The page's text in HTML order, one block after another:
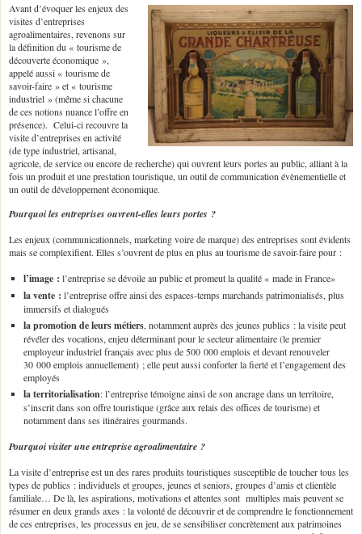
Avant d’évoquer les enjeux des
visites d’entreprises
agroalimentaires, revenons sur
la définition du « tourisme de
découverte économique »,
appelé aussi « tourisme de
savoir-faire » et « tourisme
industriel » (même si chacune
de ces notions nuance l’offre en
présence). Celui-ci recouvre la
visite d’entreprises en activité
(de type industriel, artisanal,
agricole, de service ou encore de recherche) qui ouvrent leurs portes au public, alliant à la
fois un produit et une prestation touristique, un outil de communication évènementielle et
un outil de développement économique.
Pourquoi les entreprises ouvrent-elles leurs portes ?
Les enjeux (communicationnels, marketing voire de marque) des entreprises sont évidents
mais se complexifient. Elles s’ouvrent de plus en plus au tourisme de savoir-faire pour :
l’image : l’entreprise se dévoile au public et promeut la qualité « made in France»
la vente : l’entreprise offre ainsi des espaces-temps marchands patrimonialisés, plus
immersifs et dialogués
la promotion de leurs métiers, notamment auprès des jeunes publics : la visite peut
révéler des vocations, enjeu déterminant pour le secteur alimentaire (le premier
employeur industriel français avec plus de 500 000 emplois et devant renouveler
30 000 emplois annuellement) ; elle peut aussi conforter la fierté et l’engagement des
employés
la territorialisation: l’entreprise témoigne ainsi de son ancrage dans un territoire,
s’inscrit dans son offre touristique (grâce aux relais des offices de tourisme) et
notamment dans ses itinéraires gourmands.
Pourquoi visiter une entreprise agroalimentaire ?
La visite d’entreprise est un des rares produits touristiques susceptible de toucher tous les
types de publics : individuels et groupes, jeunes et seniors, groupes d’amis et clientèle
familiale… De là, les aspirations, motivations et attentes sont multiples mais peuvent se
résumer en deux grands axes : la volonté de découvrir et de comprendre le fonctionnement
de ces entreprises, les processus en jeu, de se sensibiliser concrètement aux patrimoines